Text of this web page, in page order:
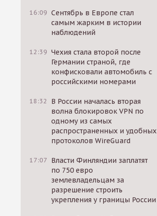
16:09 Сентябрь в Европе стал
самым жарким в истории
наблюдений
12:39 Чехия стала второй после
Германии страной, где
конфисковали автомобиль с
российскими номерами
18:32
В России началась вторая
волна блокировок VPN по
одному из самых
распространенных и удобных
протоколов WireGuard
17:07 Власти Финляндии заплатят
по 750 евро
землевладельцам за
разрешение строить
укрепления у границы России